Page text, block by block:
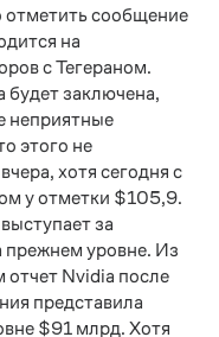
отметить сообщение
на
с Тегераном.
будет заключена,
неприятные
этого не
хотя сегодня с
у отметки $105,9.
за
прежнем уровне. Из
отчет Nvidia после
представила
$91 млрд. Хотя